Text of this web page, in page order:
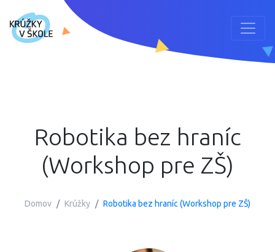
Robotika bez hraníc
(Workshop pre ZŠ)
Domov Krúžky Robotika bez hraníc (Workshop pre ZŠ)